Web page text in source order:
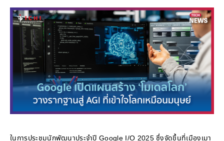
ในการประชุมนักพัฒนาประจำปี Google I/O 2025 ซึ่งจัดขึ้นที่เมืองเมา